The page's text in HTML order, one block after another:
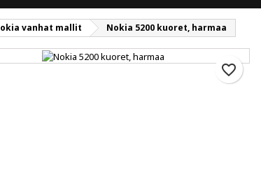
vanhat mallit Nokia 5200 kuoret, harmaa
favorite_border
Peruuta